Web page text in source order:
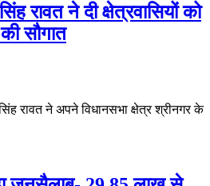
रावत ने दी क्षेत्रवासियों को
सौगात
रावत ने अपने विधानसभा क्षेत्र श्रीनगर के